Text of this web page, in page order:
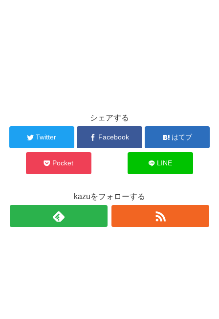
シェアする
Twitter Facebook はてブ
Pocket LINE
kazuをフォローする